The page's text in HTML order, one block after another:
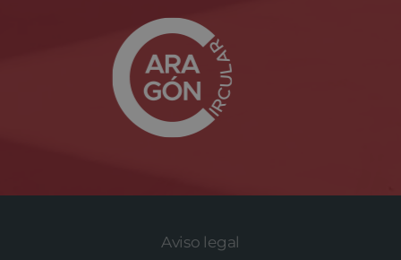
Aviso legal